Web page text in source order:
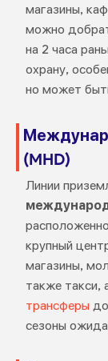
магазины,
можно
на 2 часа
охрану,
но может
(MHD)
Линии
крупный
магазины,
также такси,
трансферы
сезоны